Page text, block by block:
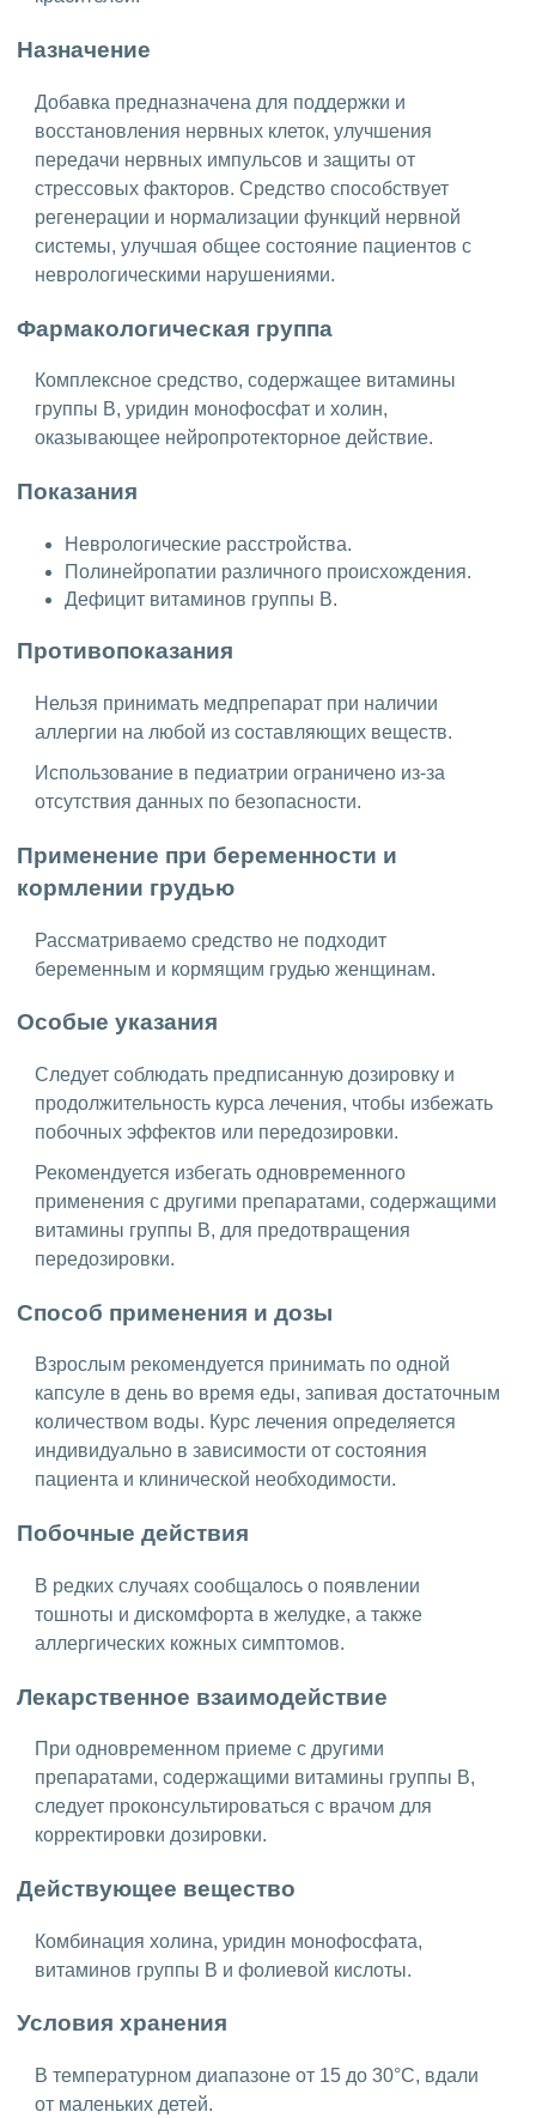
Назначение
Добавка предназначена для поддержки и
восстановления нервных клеток, улучшения
передачи нервных импульсов и защиты от
стрессовых факторов. Средство способствует
регенерации и нормализации функций нервной
системы, улучшая общее состояние пациентов с
неврологическими нарушениями.
Фармакологическая группа
Комплексное средство, содержащее витамины
группы В, уридин монофосфат и холин,
оказывающее нейропротекторное действие.
Показания
Неврологические расстройства.
Полинейропатии различного происхождения.
Дефицит витаминов группы В.
Противопоказания
Нельзя принимать медпрепарат при наличии
аллергии на любой из составляющих веществ.
Использование в педиатрии ограничено из-за
отсутствия данных по безопасности.
Применение при беременности и
кормлении грудью
Рассматриваемо средство не подходит
беременным и кормящим грудью женщинам.
Особые указания
Следует соблюдать предписанную дозировку и
продолжительность курса лечения, чтобы избежать
побочных эффектов или передозировки.
Рекомендуется избегать одновременного
применения с другими препаратами, содержащими
витамины группы В, для предотвращения
передозировки.
Способ применения и дозы
Взрослым рекомендуется принимать по одной
капсуле в день во время еды, запивая достаточным
количеством воды. Курс лечения определяется
индивидуально в зависимости от состояния
пациента и клинической необходимости.
Побочные действия
В редких случаях сообщалось о появлении
тошноты и дискомфорта в желудке, а также
аллергических кожных симптомов.
Лекарственное взаимодействие
При одновременном приеме с другими
препаратами, содержащими витамины группы В,
следует проконсультироваться с врачом для
корректировки дозировки.
Действующее вещество
Комбинация холина, уридин монофосфата,
витаминов группы В и фолиевой кислоты.
Условия хранения
В температурном диапазоне от 15 до 30°C, вдали
от маленьких детей.